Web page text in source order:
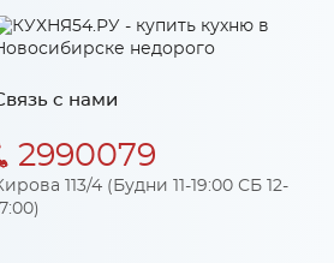
с нами
2990079
113/4 (Будни 11-19:00 СБ 12-
17:00)